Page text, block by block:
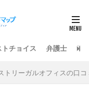
トチョイス 弁護士 司
トリーガルオフィスの口